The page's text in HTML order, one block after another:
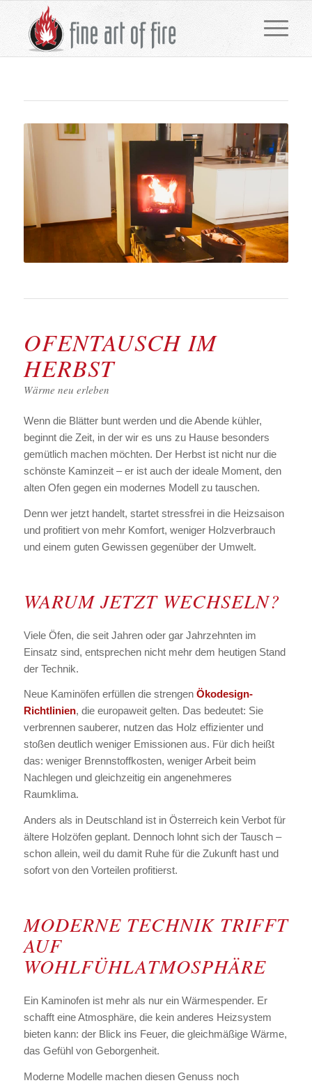
OFENTAUSCH IM
HERBST
Wärme neu erleben
Wenn die Blätter bunt werden und die Abende kühler,
beginnt die Zeit, in der wir es uns zu Hause besonders
gemütlich machen möchten. Der Herbst ist nicht nur die
schönste Kaminzeit – er ist auch der ideale Moment, den
alten Ofen gegen ein modernes Modell zu tauschen.
Denn wer jetzt handelt, startet stressfrei in die Heizsaison
und profitiert von mehr Komfort, weniger Holzverbrauch
und einem guten Gewissen gegenüber der Umwelt.
WARUM JETZT WECHSELN?
Viele Öfen, die seit Jahren oder gar Jahrzehnten im
Einsatz sind, entsprechen nicht mehr dem heutigen Stand
der Technik.
Neue Kaminöfen erfüllen die strengen Ökodesign-
Richtlinien, die europaweit gelten. Das bedeutet: Sie
verbrennen sauberer, nutzen das Holz effizienter und
stoßen deutlich weniger Emissionen aus. Für dich heißt
das: weniger Brennstoffkosten, weniger Arbeit beim
Nachlegen und gleichzeitig ein angenehmeres
Raumklima.
Anders als in Deutschland ist in Österreich kein Verbot für
ältere Holzöfen geplant. Dennoch lohnt sich der Tausch –
schon allein, weil du damit Ruhe für die Zukunft hast und
sofort von den Vorteilen profitierst.
MODERNE TECHNIK TRIFFT
AUF
WOHLFÜHLATMOSPHÄRE
Ein Kaminofen ist mehr als nur ein Wärmespender. Er
schafft eine Atmosphäre, die kein anderes Heizsystem
bieten kann: der Blick ins Feuer, die gleichmäßige Wärme,
das Gefühl von Geborgenheit.
Moderne Modelle machen diesen Genuss noch